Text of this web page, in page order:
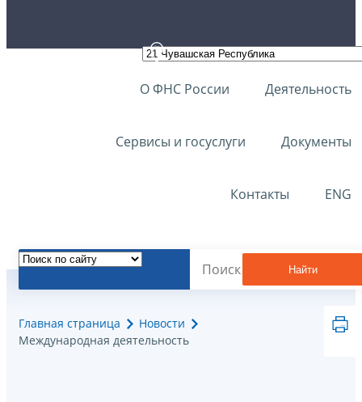
О ФНС России Деятельность
Сервисы и госуслуги Документы
Контакты ENG
Найти
Главная страница
Новости
Международная деятельность